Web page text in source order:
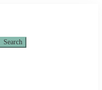
Search